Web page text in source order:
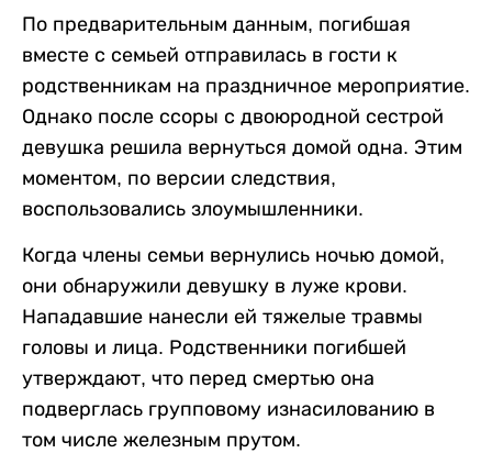
По предварительным данным, погибшая
вместе с семьей отправилась в гости к
родственникам на праздничное мероприятие.
Однако после ссоры с двоюродной сестрой
девушка решила вернуться домой одна. Этим
моментом, по версии следствия,
воспользовались злоумышленники.
Когда члены семьи вернулись ночью домой,
они обнаружили девушку в луже крови.
Нападавшие нанесли ей тяжелые травмы
головы и лица. Родственники погибшей
утверждают, что перед смертью она
подверглась групповому изнасилованию в
том числе железным прутом.